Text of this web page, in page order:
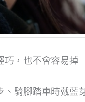
巧，也不會容易掉
、騎腳踏車時戴藍